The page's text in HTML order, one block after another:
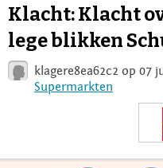
Voor Bedrijven
Login
Klacht: Klacht
lege blikken
klagere8ea62c2 op 07
Supermarkten